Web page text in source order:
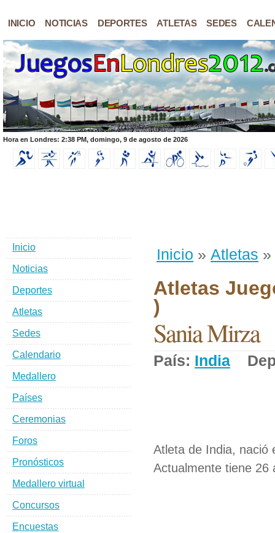
INICIO NOTICIAS DEPORTES ATLETAS SEDES
Hora en Londres: 2:38 PM, domingo, 9 de agosto de 2026
Inicio » Atletas »
Atletas
)
Sania Mirza
País: India
Atleta de India, nació
Actualmente tiene 26
Inicio
Noticias
Deportes
Atletas
Sedes
Calendario
Medallero
Países
Ceremonias
Foros
Pronósticos
Medallero virtual
Concursos
Encuestas